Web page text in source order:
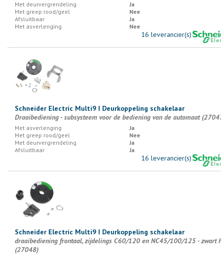
Met deurvergrendeling
Ja
Met greep rood/geel
Nee
Afsluitbaar
Ja
Met asverlenging
Nee
16 leverancier(s)
Schneider Electric Multi9 I Deurkoppeling schakelaar
Draaibediening - subsysteem voor de bediening van de automaat
Met asverlenging
Ja
Met greep rood/geel
Nee
Met deurvergrendeling
Ja
Afsluitbaar
Ja
16 leverancier(s)
Schneider Electric Multi9 I Deurkoppeling schakelaar
draaibediening frontaal, zijdelings C60/120 en NC45/100/125 - zwart
(27048)